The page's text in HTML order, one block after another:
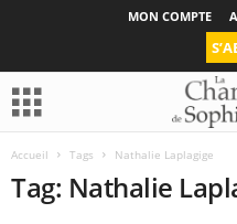
MON COMPTE
Accueil Tags Nathalie Laplagige
Tag: Nathalie